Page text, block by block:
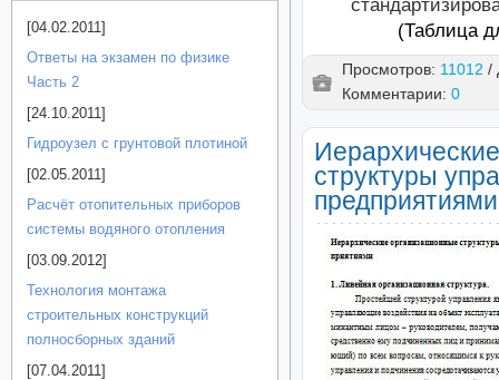
(Таблица
Просмотров: 11012 /
Комментарии: 0
структуры
предприятиями
[04.02.2011]
Ответы на экзамен по физике
Часть 2
[24.10.2011]
Гидроузел с грунтовой плотиной
[02.05.2011]
Расчёт отопительных приборов
системы водяного отопления
[03.09.2012]
Технология монтажа
строительных конструкций
полносборных зданий
[07.04.2011]